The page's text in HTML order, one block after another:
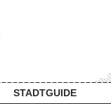
STADTGUIDE